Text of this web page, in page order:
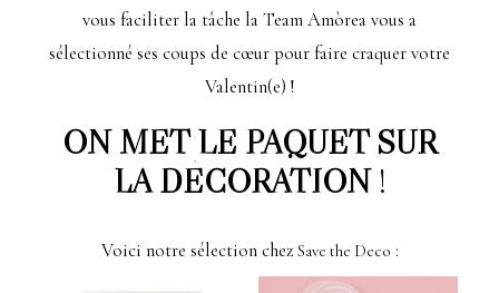
vous faciliter la tâche la Team Amòrea vous a
sélectionné ses coups de cœur pour faire craquer votre
Valentin(e) !
ON MET LE PAQUET SUR
LA DÉCORATION !
Voici notre sélection chez Save the Deco :